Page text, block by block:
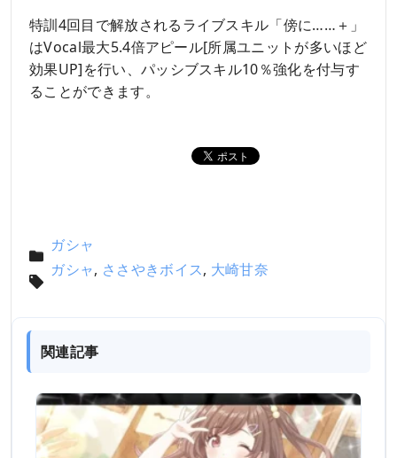
特訓4回目で解放されるライブスキル「傍に……＋」
はVocal最大5.4倍アピール[所属ユニットが多いほど
効果UP]を行い、パッシブスキル10％強化を付与す
ることができます。
ガシャ
ガシャ, ささやきボイス, 大崎甘奈
関連記事